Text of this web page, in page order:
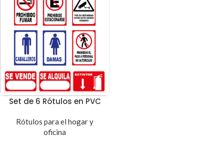
Set de 6 Rótulos en PVC
Rótulos para el hogar y
oficina